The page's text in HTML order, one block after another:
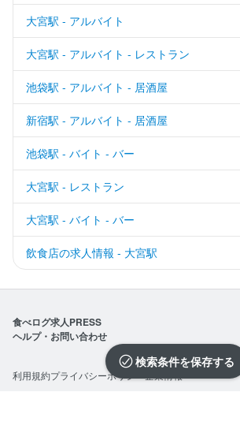
検索条件を保存
大宮駅 - アルバイト
大宮駅 - アルバイト - レストラン
池袋駅 - アルバイト - 居酒屋
新宿駅 - アルバイト - 居酒屋
池袋駅 - バイト - バー
大宮駅 - レストラン
大宮駅 - バイト - バー
飲食店の求人情報 - 大宮駅
食べログ求人PRESS
ヘルプ・お問い合わせ
利用規約プライバシーポリシー